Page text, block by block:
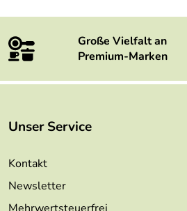
Große Vielfalt an
Premium-Marken
Unser Service
Kontakt
Newsletter